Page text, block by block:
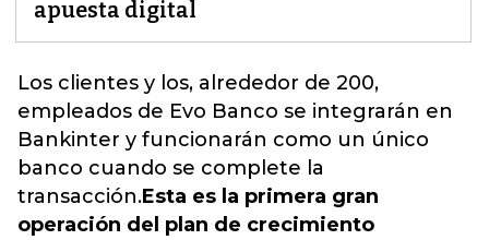
apuesta digital
Los clientes y los, alrededor de 200,
empleados de Evo Banco se integrarán en
Bankinter y funcionarán como un único
banco cuando se complete la
transacción.Esta es la primera gran
operación del plan de crecimiento